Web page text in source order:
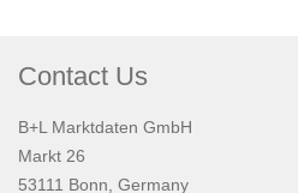
Contact Us
B+L Marktdaten GmbH
Markt 26
53111 Bonn, Germany